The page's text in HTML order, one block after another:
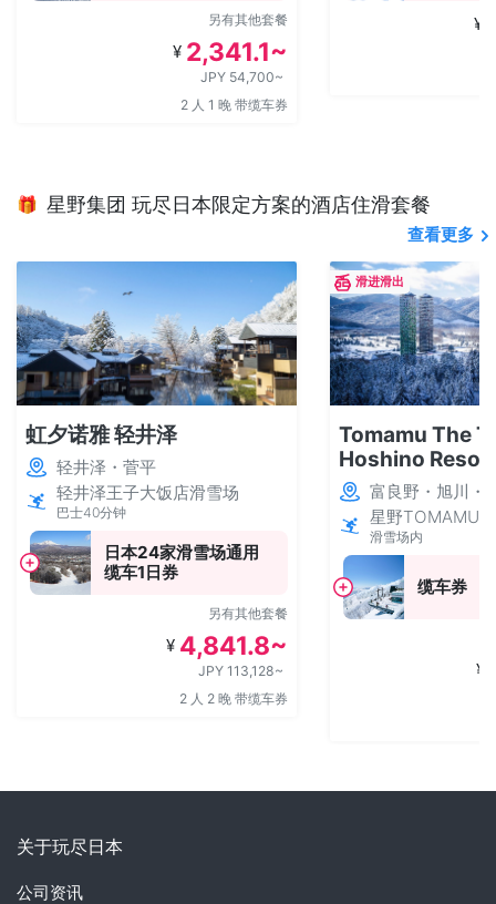
另有其他套餐
¥ 2,341.1~
JPY 54,700~
2 人 1 晚 带缆车券
¥
🎁 星野集团 玩尽日本限定方案的酒店住滑套餐
查看更多
虹夕诺雅 轻井泽
轻井泽・菅平
轻井泽王子大饭店滑雪场
巴士40分钟
日本24家滑雪场通用
缆车1日券
另有其他套餐
¥ 4,841.8~
JPY 113,128~
2 人 2 晚 带缆车券
滑进滑出
Tomamu The
Hoshino
富良野・旭川・
星野TOMAMU
滑雪场内
缆车券
¥
关于玩尽日本
公司资讯